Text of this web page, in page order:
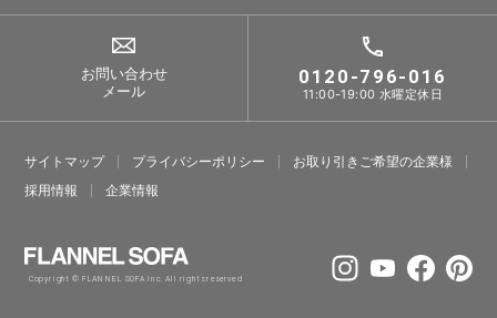
お問い合わせ
メール
0120-796-016
11:00-19:00 水曜定休日
サイトマップ プライバシーポリシー
お取り引きご希望の企業様
採⽤情報
企業情報
Copyright © FLANNEL SOFA Inc. All rights reserved